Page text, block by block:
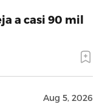
a casi 90 mil
Aug 5, 2026